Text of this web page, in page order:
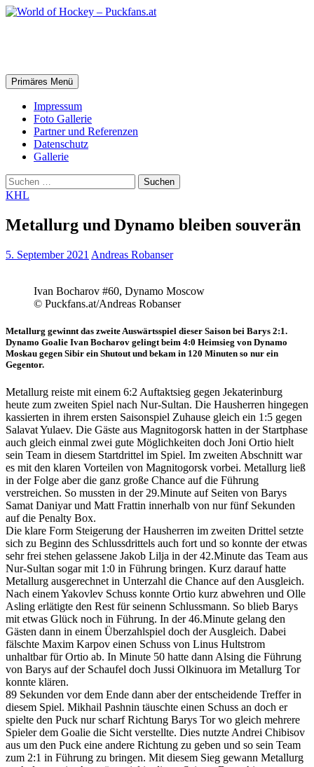
Zum
Suchen
Primäres Menü
Impressum
Foto Gallerie
Partner und Referenzen
Datenschutz
Gallerie
Suchen
nach:
KHL
Metallurg und Dynamo bleiben souverän
5. September 2021 Andreas Robanser
Ivan Bocharov #60, Dynamo Moscow
© Puckfans.at/Andreas Robanser
Metallurg gewinnt das zweite Auswärtsspiel dieser Saison bei Barys 2:1.
Dynamo Goalie Ivan Bocharov gelingt beim 4:0 Heimsieg von Dynamo
Moskau gegen Sibir ein Shutout und bekam in 120 Minuten so nur ein
Gegentor.
Metallurg reiste mit einem 6:2 Auftaktsieg gegen Jekaterinburg
heute zum zweiten Spiel nach Nur-Sultan. Die Hausherren hingegen
kassierten in ihrem ersten Saisonspiel Zuhause gleich ein 1:5 gegen
Salavat Yulaev. Die Gäste aus Magnitogorsk hatten in der Startphase
auch gleich einmal zwei gute Möglichkeiten doch Joni Ortio hielt
sein Team in diesem Startdrittel im Spiel. Im zweiten Abschnitt war
es mit den klaren Vorteilen von Magnitogorsk vorbei. Metallurg ließ
in der Folge aber die ganz große Chance auf die Führung
verstreichen. So mussten in der 29.Minute auf Seiten von Barys
Samat Daniyar und Matt Frattin innerhalb von nur fünf Sekunden
auf die Penalty Box.
Die klare Form Steigerung der Hausherren im zweiten Drittel setzte
sich zu Beginn des Schlussdrittels auch fort und so konnte der etwas
sehr frei stehen gelassene Jakob Lilja in der 42.Minute das Team aus
Nur-Sultan sogar mit 1:0 in Führung bringen. Kurz darauf hatte
Metallurg ausgerechnet in Unterzahl die Chance auf den Ausgleich.
Nach einem Yakovlev Schuss konnte Ortio kurz abwehren und Olle
Asling erlätigte den Rest für seinenn Schlussmann. So blieb Barys
mit etwas Glück noch in Führung. In der 46.Minute gelang den
Gästen dann in einem Überzahlspiel doch der Ausgleich. Dabei
fälschte Maxim Karpov einen Schuss von Linus Hultstrom
unhaltbar für Ortio ab. In Minute 50 hatte dann Alsing die Führung
von Barys auf der Schaufel doch Jussi Olkinuora im Metallurg Tor
konnte klären.
89 Sekunden vor dem Ende dann aber der entscheidende Treffer in
diesem Spiel. Mikhail Pashnin täuschte einen Schuss an doch er
spielte den Puck nur scharf Richtung Barys Tor wo gleich mehrere
Spieler dem Goalie die Sicht verstellte. Dies nutzte Andrei Chibisov
aus um den Puck eine andere Richtung zu geben und so sein Team
zum 2:1 in Führung zu bringen. Mit diesem Sieg gewann Metallurg